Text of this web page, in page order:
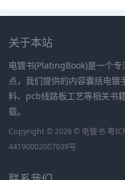
关于本站
电镀书(PlatingBook)是一个
点，我们提供的内容囊括电镀
料、pcb线路板工艺等相关书
载。
Copyright © 2026 © 电镀书 粤
44190002007039号